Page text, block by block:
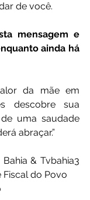
de você.
mensagem e
ainda há
da mãe em
descobre sua
uma saudade
abraçar.”
& Tvbahia3
Fiscal do Povo